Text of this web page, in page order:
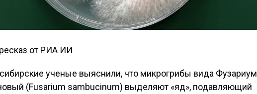
от РИА ИИ
ученые выяснили, что микрогрибы вида Фузариум
(Fusarium sambucinum) выделяют «яд», подавляющий